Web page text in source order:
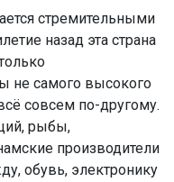
стремительными
назад эта страна
не самого высокого
совсем по-другому.
рыбы,
производители
обувь, электронику